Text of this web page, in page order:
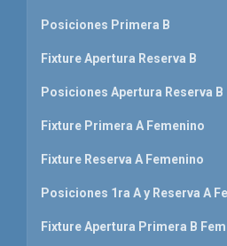
Posiciones Primera B
Fixture Apertura Reserva B
Posiciones Apertura Reserva B
Fixture Primera A Femenino
Fixture Reserva A Femenino
Posiciones 1ra A y Reserva A
Fixture Apertura Primera B